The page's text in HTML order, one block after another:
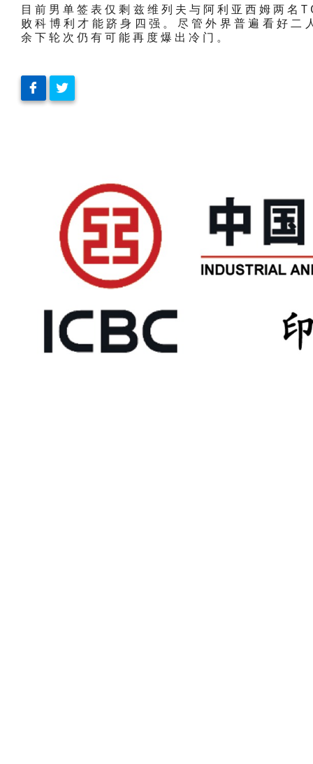
目前男单签表仅剩兹维列夫与阿利亚西姆两
败科博利才能跻身四强。尽管外界普遍看好
余下轮次仍有可能再度爆出冷门。